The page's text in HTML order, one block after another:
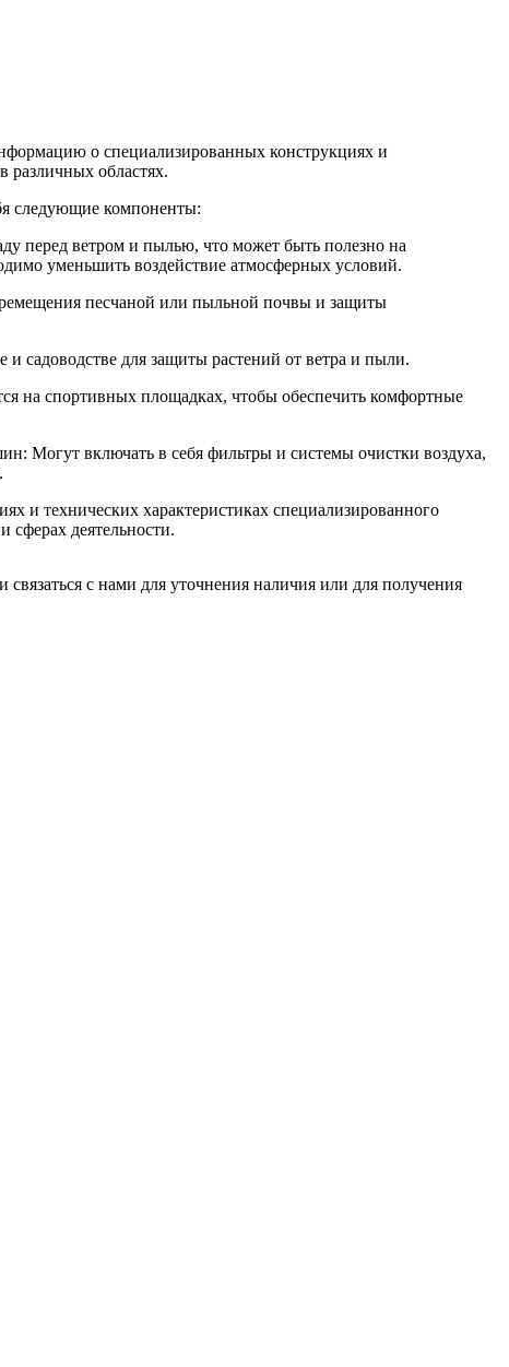
о специализированных конструкциях и
различных областях.
следующие компоненты:
перед ветром и пылью, что может быть полезно на
уменьшить воздействие атмосферных условий.
песчаной или пыльной почвы и защиты
садоводстве для защиты растений от ветра и пыли.
на спортивных площадках, чтобы обеспечить комфортные
Могут включать в себя фильтры и системы очистки воздуха,
и технических характеристиках специализированного
сферах деятельности.
с нами для уточнения наличия или для получения